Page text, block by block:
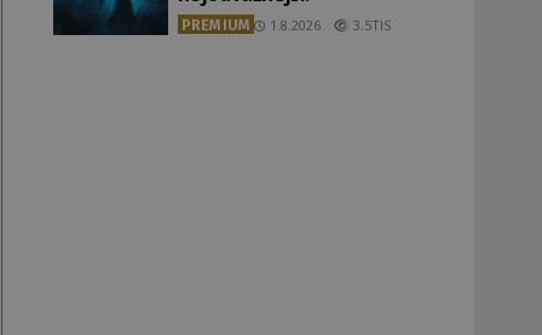
PREMIUM 1.8.2026 3.5TIS